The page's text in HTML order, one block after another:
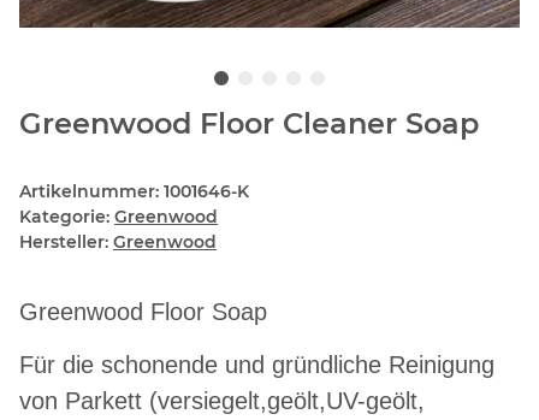
Greenwood Floor Cleaner Soap
Artikelnummer: 1001646-K
Kategorie: Greenwood
Hersteller: Greenwood
Greenwood Floor Soap
Für die schonende und gründliche Reinigung
von Parkett (versiegelt,geölt,UV-geölt,